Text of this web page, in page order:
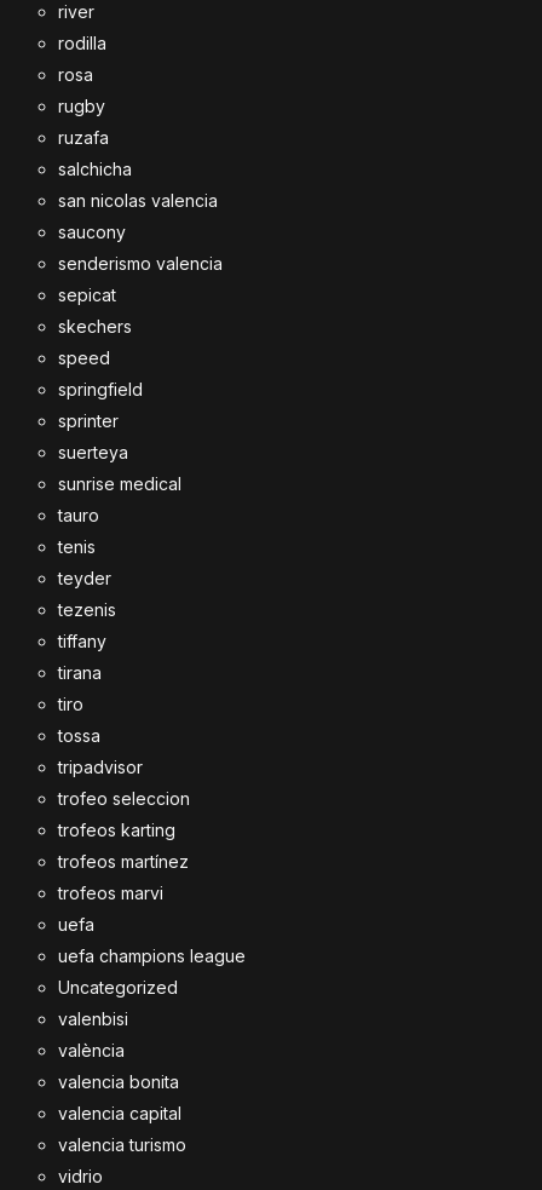
river
rodilla
rosa
rugby
ruzafa
salchicha
san nicolas valencia
saucony
senderismo valencia
sepicat
skechers
speed
springfield
sprinter
suerteya
sunrise medical
tauro
tenis
teyder
tezenis
tiffany
tirana
tiro
tossa
tripadvisor
trofeo seleccion
trofeos karting
trofeos martínez
trofeos marvi
uefa
uefa champions league
Uncategorized
valenbisi
valència
valencia bonita
valencia capital
valencia turismo
vidrio